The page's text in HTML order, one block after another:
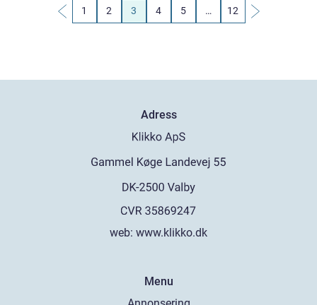
1 2 3 4 5 … 12
Adress
web: www.klikko.dk
Menu